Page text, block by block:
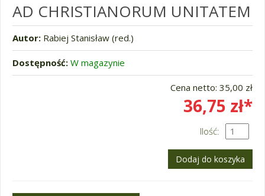
AD CHRISTIANORUM UNITATEM
Autor: Rabiej Stanisław (red.)
Dostępność: W magazynie
Cena netto: 35,00 zł
36,75 zł*
Ilość: